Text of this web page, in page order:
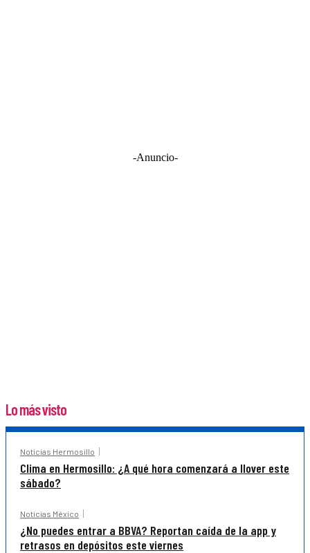
-Anuncio-
Lo más visto
Noticias Hermosillo
Clima en Hermosillo: ¿A qué hora comenzará a llover este
sábado?
Noticias México
¿No puedes entrar a BBVA? Reportan caída de la app y
retrasos en depósitos este viernes